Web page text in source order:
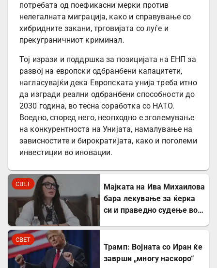
потребата од поефикасни мерки против
нелегалната миграција, како и справување со
хибридните закани, трговијата со луѓе и
прекуграничниот криминал.
Тој изрази и поддршка за позицијата на ЕНП за
развој на европски одбранбени капацитети,
нагласувајќи дека Европската унија треба итно
да изгради реални одбранбени способности до
2030 година, во тесна соработка со НАТО.
Воедно, според него, неопходно е зголемување
на конкурентноста на Унијата, намалување на
зависностите и бирократијата, како и поголеми
инвестиции во иновации.
СВЕТ
Мајката на Ива Михаилова
бара лекување за ќерка
си и праведно судење во
СВЕТ
Трамп: Војната со Иран ќе
заврши „многу наскоро“